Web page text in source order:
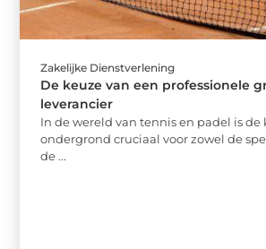
Zakelijke Dienstverlening
De keuze van een professionele
leverancier
In de wereld van tennis en padel is
ondergrond cruciaal voor zowel de
de ...